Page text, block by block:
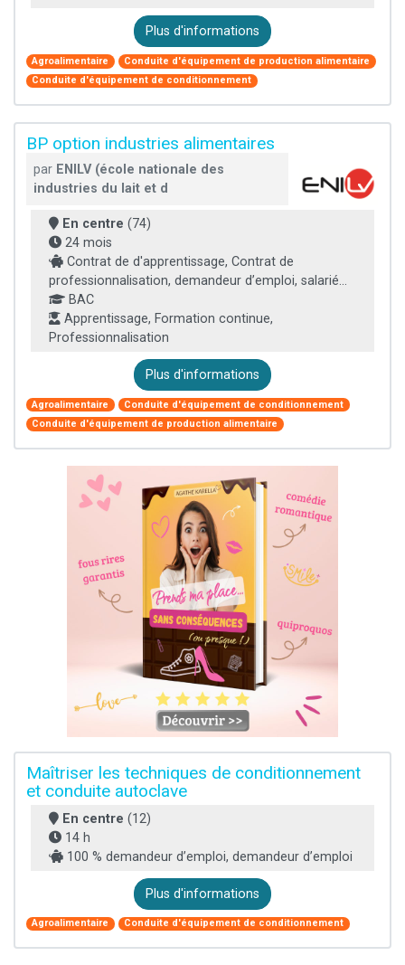
Plus d'informations
Agroalimentaire
Conduite d'équipement de production alimentaire
Conduite d'équipement de conditionnement
BP option industries alimentaires
par ENILV (école nationale des
industries du lait et d
En centre (74)
24 mois
Contrat de d'apprentissage, Contrat de
professionnalisation, demandeur d’emploi, salarié...
BAC
Apprentissage, Formation continue,
Professionnalisation
Plus d'informations
Agroalimentaire
Conduite d'équipement de conditionnement
Conduite d'équipement de production alimentaire
Maîtriser les techniques de conditionnement
et conduite autoclave
En centre (12)
14 h
100 % demandeur d’emploi, demandeur d’emploi
Plus d'informations
Agroalimentaire Conduite d'équipement de conditionnement